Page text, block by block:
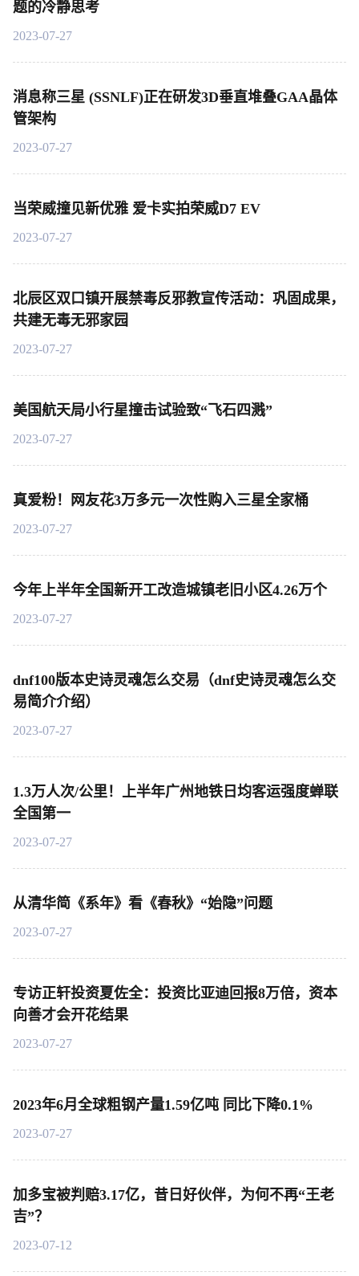
题的冷静思考
2023-07-27
消息称三星 (SSNLF)正在研发3D垂直堆叠GAA晶体
管架构
2023-07-27
当荣威撞见新优雅 爱卡实拍荣威D7 EV
2023-07-27
北辰区双口镇开展禁毒反邪教宣传活动：巩固成果，
共建无毒无邪家园
2023-07-27
美国航天局小行星撞击试验致“飞石四溅”
2023-07-27
真爱粉！网友花3万多元一次性购入三星全家桶
2023-07-27
今年上半年全国新开工改造城镇老旧小区4.26万个
2023-07-27
dnf100版本史诗灵魂怎么交易（dnf史诗灵魂怎么交
易简介介绍）
2023-07-27
1.3万人次/公里！上半年广州地铁日均客运强度蝉联
全国第一
2023-07-27
从清华简《系年》看《春秋》“始隐”问题
2023-07-27
专访正轩投资夏佐全：投资比亚迪回报8万倍，资本
向善才会开花结果
2023-07-27
2023年6月全球粗钢产量1.59亿吨 同比下降0.1%
2023-07-27
加多宝被判赔3.17亿，昔日好伙伴，为何不再“王老
吉”？
2023-07-12